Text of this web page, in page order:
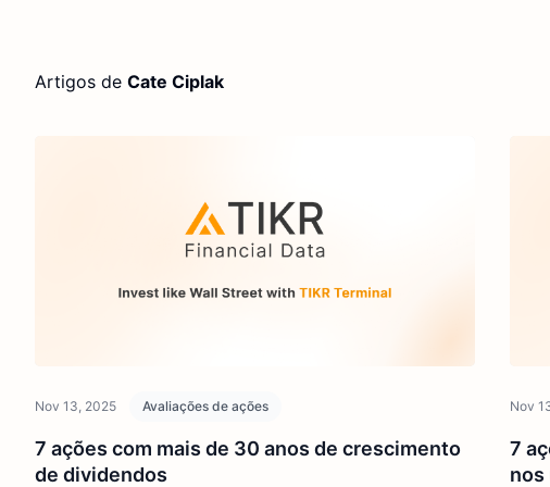
Artigos de Cate Ciplak
Nov 13, 2025 Avaliações de ações
7 ações com mais de 30 anos de crescimento
de dividendos
Nov
7
nos